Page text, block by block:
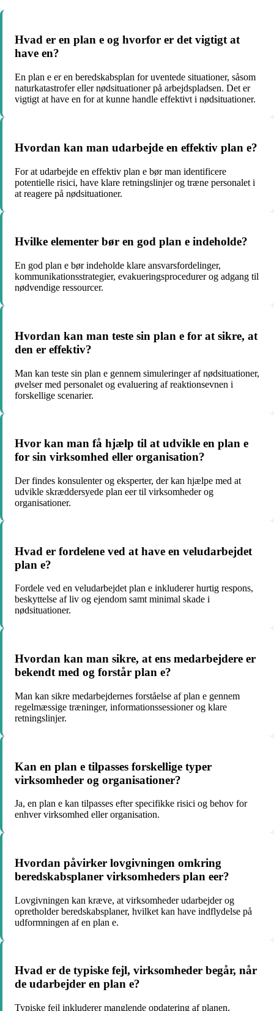
Hvad er en plan e og hvorfor er det vigtigt at
have en?
En plan e er en beredskabsplan for uventede situationer, såsom
naturkatastrofer eller nødsituationer på arbejdspladsen. Det er
vigtigt at have en for at kunne handle effektivt i nødsituationer.
Hvordan kan man udarbejde en effektiv plan e?
For at udarbejde en effektiv plan e bør man identificere
potentielle risici, have klare retningslinjer og træne personalet i
at reagere på nødsituationer.
Hvilke elementer bør en god plan e indeholde?
En god plan e bør indeholde klare ansvarsfordelinger,
kommunikationsstrategier, evakueringsprocedurer og adgang til
nødvendige ressourcer.
Hvordan kan man teste sin plan e for at sikre, at
den er effektiv?
Man kan teste sin plan e gennem simuleringer af nødsituationer,
øvelser med personalet og evaluering af reaktionsevnen i
forskellige scenarier.
Hvor kan man få hjælp til at udvikle en plan e
for sin virksomhed eller organisation?
Der findes konsulenter og eksperter, der kan hjælpe med at
udvikle skræddersyede plan eer til virksomheder og
organisationer.
Hvad er fordelene ved at have en veludarbejdet
plan e?
Fordele ved en veludarbejdet plan e inkluderer hurtig respons,
beskyttelse af liv og ejendom samt minimal skade i
nødsituationer.
Hvordan kan man sikre, at ens medarbejdere er
bekendt med og forstår plan e?
Man kan sikre medarbejdernes forståelse af plan e gennem
regelmæssige træninger, informationssessioner og klare
retningslinjer.
Kan en plan e tilpasses forskellige typer
virksomheder og organisationer?
Ja, en plan e kan tilpasses efter specifikke risici og behov for
enhver virksomhed eller organisation.
Hvordan påvirker lovgivningen omkring
beredskabsplaner virksomheders plan eer?
Lovgivningen kan kræve, at virksomheder udarbejder og
opretholder beredskabsplaner, hvilket kan have indflydelse på
udformningen af en plan e.
Hvad er de typiske fejl, virksomheder begår, når
de udarbejder en plan e?
Typiske fejl inkluderer manglende opdatering af planen,